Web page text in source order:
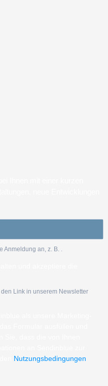
Anmeldung an, z. B. .
Link in unserem Newsletter
Nutzungsbedingungen